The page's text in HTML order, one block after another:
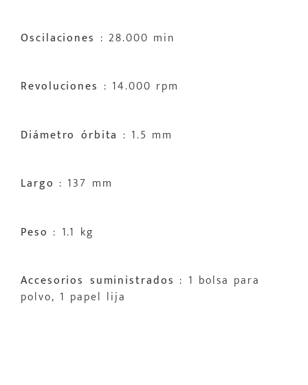
Oscilaciones : 28.000 min
Revoluciones : 14.000 rpm
Diámetro órbita : 1.5 mm
Largo : 137 mm
Peso : 1.1 kg
Accesorios suministrados : 1 bolsa para
polvo, 1 papel lija